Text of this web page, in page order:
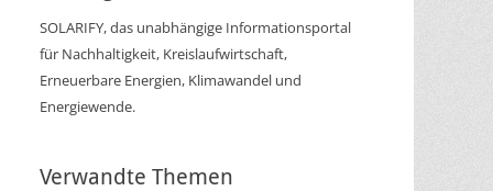
SOLARIFY, das unabhängige Informationsportal
für Nachhaltigkeit, Kreislaufwirtschaft,
Erneuerbare Energien, Klimawandel und
Energiewende.
Verwandte Themen